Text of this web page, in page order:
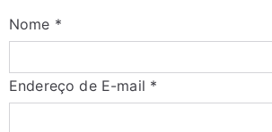
Nome *
Endereço de E-mail *